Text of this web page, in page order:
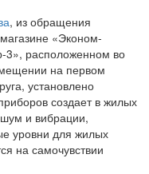
, из обращения
«Эконом-
расположенном во
на первом
установлено
создает в жилых
и вибрации,
уровни для жилых
на самочувствии